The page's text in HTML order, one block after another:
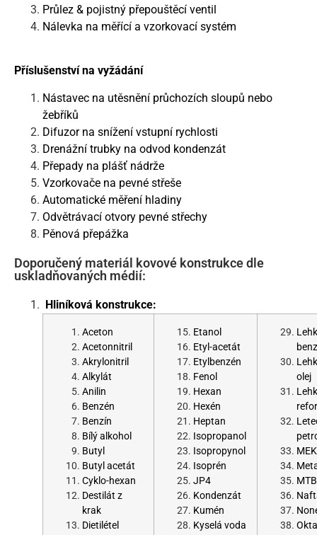
Průlez & pojistný přepouštěcí ventil
Nálevka na měřící a vzorkovací systém
Příslušenství na vyžádání
Nástavec na utěsnění průchozích sloupů nebo
žebříků
Difuzor na snížení vstupní rychlosti
Drenážní trubky na odvod kondenzát
Přepady na plášť nádrže
Vzorkovače na pevné střeše
Automatické měření hladiny
Odvětrávací otvory pevné střechy
Pěnová přepážka
Doporučený materiál kovové konstrukce dle
uskladňovaných médií:
Hliníková konstrukce:
Aceton
Acetonnitril
Akrylonitril
Alkylát
Anilin
Benzén
Benzín
Bílý alkohol
Butyl
Butyl acetát
Cyklo-hexan
Destilát z
krak
Dietilétel
Etanol
Etyl-acetát
Etylbenzén
Fenol
Hexan
Hexén
Heptan
Isopropanol
Isopropynol
Isoprén
JP4
Kondenzát
Kumén
Kyselá voda
olej
MEK